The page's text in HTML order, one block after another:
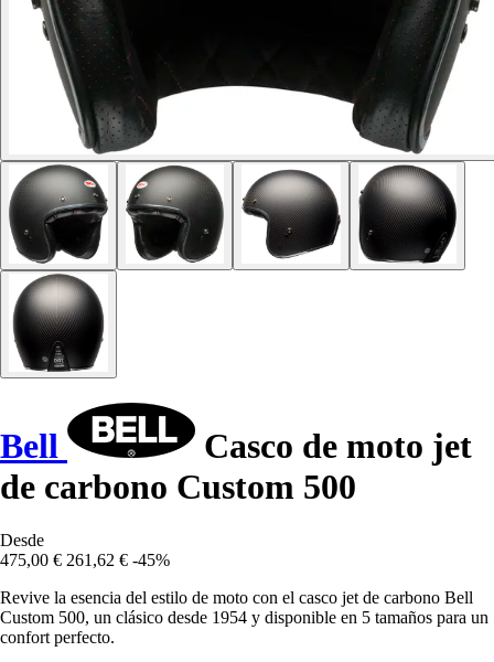
Bell
Casco de moto jet
de carbono Custom 500
Desde
475,00 € 261,62 € -45%
Revive la esencia del estilo de moto con el casco jet de carbono Bell
Custom 500, un clásico desde 1954 y disponible en 5 tamaños para un
confort perfecto.